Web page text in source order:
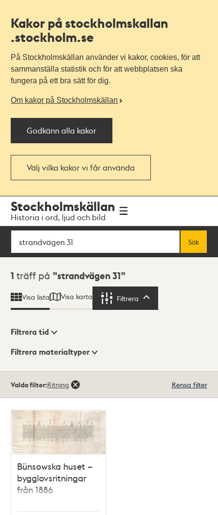
Kakor på stockholmskallan
.stockholm.se
På Stockholmskällan använder vi kakor, cookies, för att
sammanställa statistik och för att webbplatsen ska
fungera på ett bra sätt för dig.
Om kakor på Stockholmskällan
Godkänn alla kakor
Välj vilka kakor vi får använda
navigationen
huvudinnehållet
Stockholmskällan
Historia i ord, ljud och bild
Sök
Sök
Sökresultat
1 träff på strandvägen 31
Visa lista Visa karta Filtrera
Visningsläge
Filtrera tid
Filtrera materialtyper
träffar
Valda filter:Ritning Rensa filter
Bünsowska huset –
bygglovsritningar
från 1886